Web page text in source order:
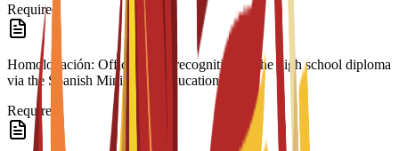
Required
Homologación: Official legal recognition of the high school diploma
via the Spanish Ministry of Education.
Required